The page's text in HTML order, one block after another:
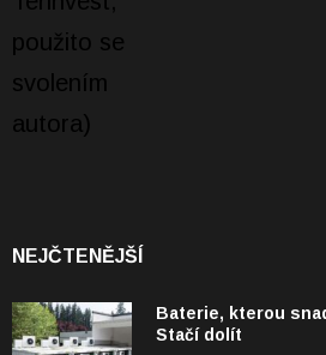
NEJČTENĚJŠÍ
Baterie, kterou
Stačí dolít